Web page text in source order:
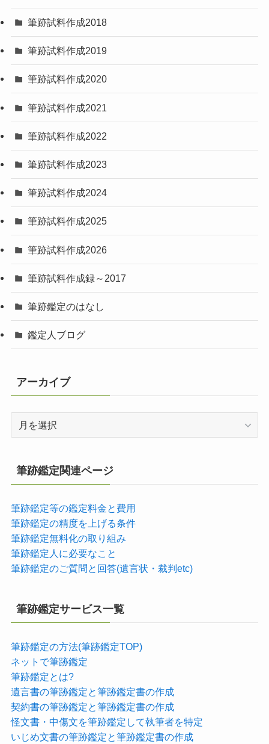
筆跡試料作成2018
筆跡試料作成2019
筆跡試料作成2020
筆跡試料作成2021
筆跡試料作成2022
筆跡試料作成2023
筆跡試料作成2024
筆跡試料作成2025
筆跡試料作成2026
筆跡試料作成録～2017
筆跡鑑定のはなし
鑑定人ブログ
アーカイブ
イ
筆跡鑑定関連ページ
筆跡鑑定等の鑑定料金と費用
筆跡鑑定の精度を上げる条件
筆跡鑑定無料化の取り組み
筆跡鑑定人に必要なこと
筆跡鑑定のご質問と回答(遺言状・裁判etc)
筆跡鑑定サービス一覧
筆跡鑑定の方法(筆跡鑑定TOP)
ネットで筆跡鑑定
筆跡鑑定とは?
遺言書の筆跡鑑定と筆跡鑑定書の作成
契約書の筆跡鑑定と筆跡鑑定書の作成
怪文書・中傷文を筆跡鑑定して執筆者を特定
いじめ文書の筆跡鑑定と筆跡鑑定書の作成